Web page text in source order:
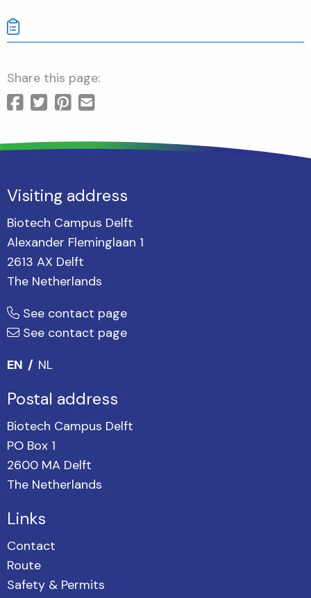
Share this page:
Visiting address
Biotech Campus Delft
Alexander Fleminglaan 1
2613 AX Delft
The Netherlands
See contact page
See contact page
EN
NL
Postal address
Biotech Campus Delft
PO Box 1
2600 MA Delft
The Netherlands
Links
Contact
Route
Safety & Permits